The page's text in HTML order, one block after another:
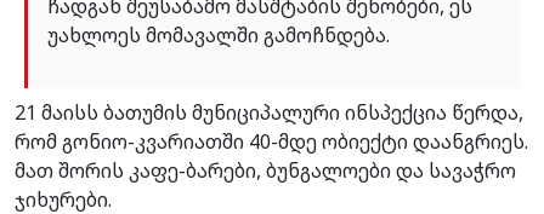
ჩადგან შეუსაბამო მასშტაბის შენობები, ეს
უახლოეს მომავალში გამოჩნდება.
21 მაისს ბათუმის მუნიციპალური ინსპექცია წერდა,
რომ გონიო-კვარიათში 40-მდე ობიექტი დაანგრიეს.
მათ შორის კაფე-ბარები, ბუნგალოები და სავაჭრო
ჯიხურები.